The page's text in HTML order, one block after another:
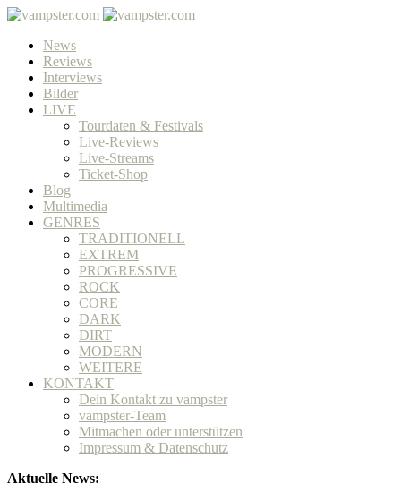
News
Reviews
Interviews
Bilder
LIVE
Tourdaten & Festivals
Live-Reviews
Live-Streams
Ticket-Shop
Blog
Multimedia
GENRES
TRADITIONELL
EXTREM
PROGRESSIVE
ROCK
CORE
DARK
DIRT
MODERN
WEITERE
KONTAKT
Dein Kontakt zu vampster
vampster-Team
Mitmachen oder unterstützen
Impressum & Datenschutz
Aktuelle News: